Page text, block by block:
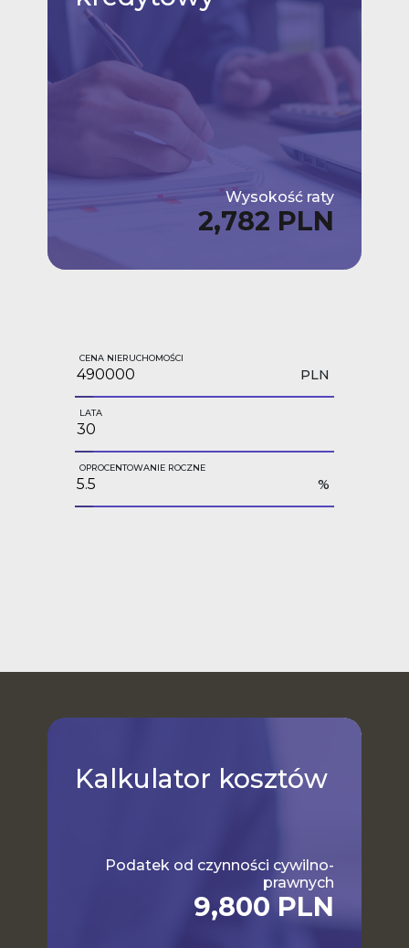
Wysokość raty
2,782 PLN
CENA NIERUCHOMOŚCI
PLN
LATA
OPROCENTOWANIE ROCZNE
%
Kalkulator kosztów
Podatek od czynności cywilno-
prawnych
9,800 PLN